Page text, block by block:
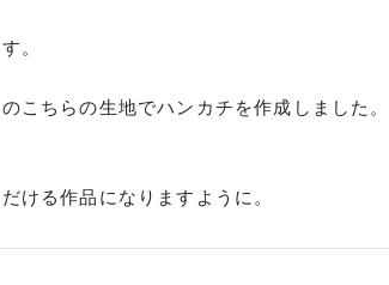
。
こちらの生地でハンカチを作成しました
ける作品になりますように。